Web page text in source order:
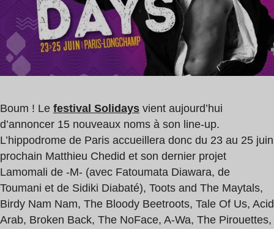
Boum ! Le festival Solidays vient aujourd’hui
d’annoncer 15 nouveaux noms à son line-up.
L’hippodrome de Paris accueillera donc du 23 au 25 juin
prochain Matthieu Chedid et son dernier projet
Lamomali de -M- (avec Fatoumata Diawara, de
Toumani et de Sidiki Diabaté), Toots and The Maytals,
Birdy Nam Nam, The Bloody Beetroots, Tale Of Us, Acid
Arab, Broken Back, The NoFace, A-Wa, The Pirouettes,